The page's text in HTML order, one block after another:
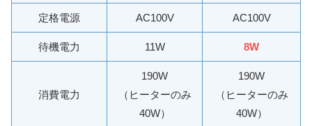
定格電源 AC100V AC100V
待機電力 11W 8W
消費電力
190W
（ヒーターのみ
40W）
190W
（ヒーターのみ
40W）